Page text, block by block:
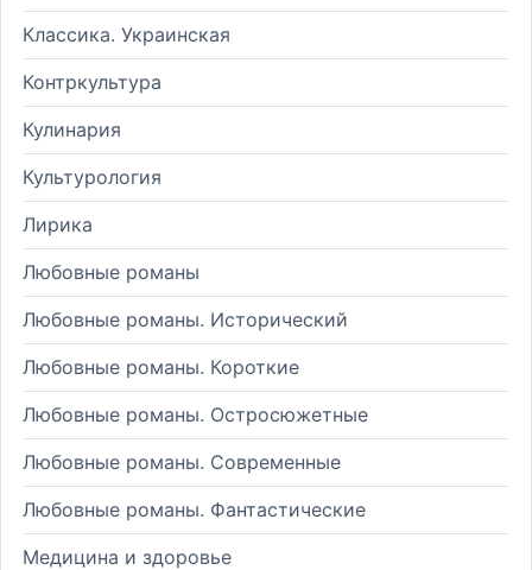
Классика. Украинская
Контркультура
Кулинария
Культурология
Лирика
Любовные романы
Любовные романы. Исторический
Любовные романы. Короткие
Любовные романы. Остросюжетные
Любовные романы. Современные
Любовные романы. Фантастические
Медицина и здоровье